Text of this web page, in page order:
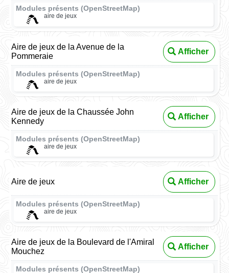
Modules présents (OpenStreetMap)
aire de jeux
Aire de jeux de la Avenue de la
Pommeraie
Afficher
Modules présents (OpenStreetMap)
aire de jeux
Aire de jeux de la Chaussée John
Kennedy
Afficher
Modules présents (OpenStreetMap)
aire de jeux
Aire de jeux Afficher
Modules présents (OpenStreetMap)
aire de jeux
Aire de jeux de la Boulevard de l'Amiral
Mouchez
Afficher
Modules présents (OpenStreetMap)